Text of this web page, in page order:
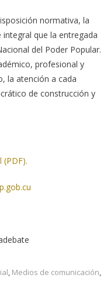
normativa, la
que la entregada
del Poder Popular.
profesional y
la atención a cada
de construcción y
(PDF).
Medios de comunicación